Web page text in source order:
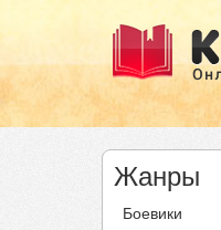
Жанры
Боевики